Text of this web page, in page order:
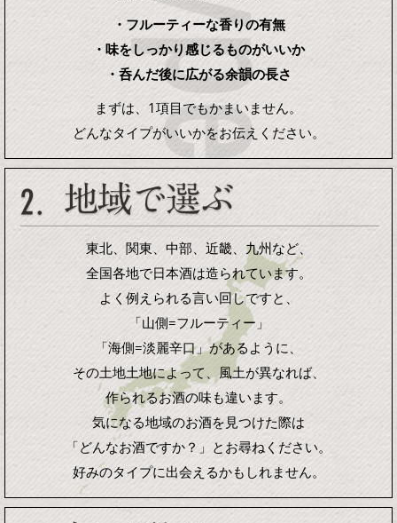
・フルーティーな香りの有無
・味をしっかり感じるものがいいか
・呑んだ後に広がる余韻の長さ
まずは、1項目でもかまいません。
どんなタイプがいいかをお伝えください。
東北、関東、中部、近畿、九州など、
全国各地で日本酒は造られています。
よく例えられる言い回しですと、
「山側=フルーティー」
「海側=淡麗辛口」があるように、
その土地土地によって、風土が異なれば、
作られるお酒の味も違います。
気になる地域のお酒を見つけた際は
「どんなお酒ですか？」とお尋ねください。
好みのタイプに出会えるかもしれません。